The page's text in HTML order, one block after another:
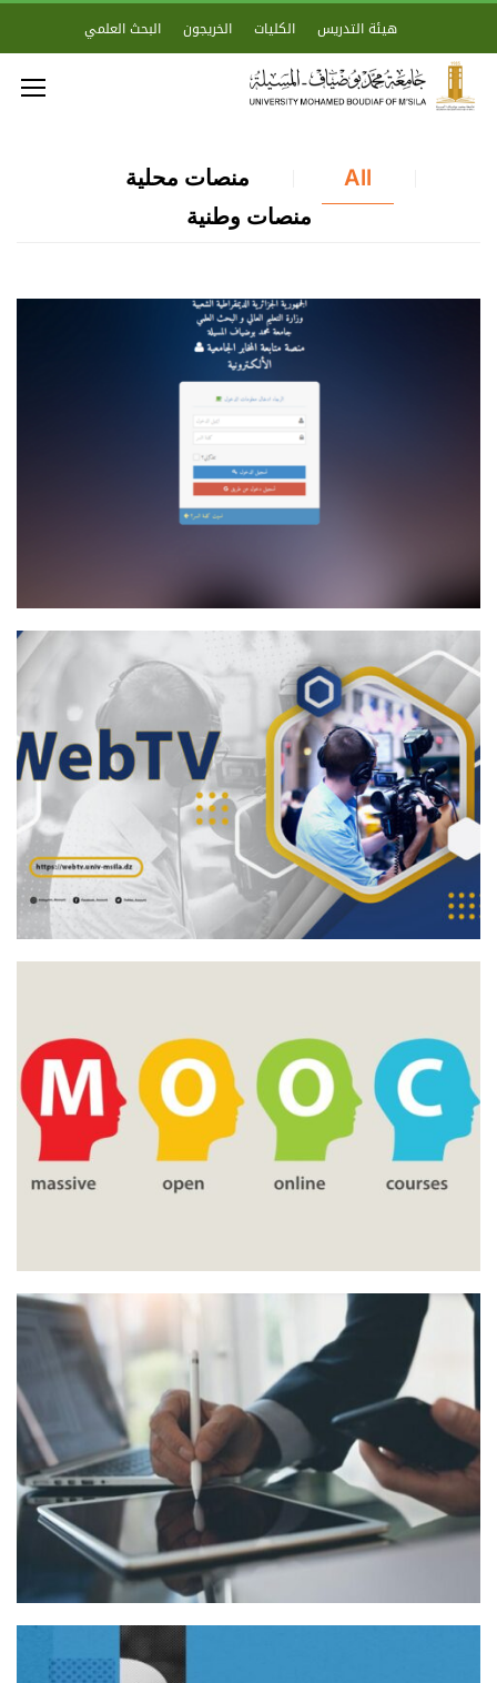
هيئة التدريس الكليات الخريجون البحث العلمي
All
منصات محلية
منصات وطنية